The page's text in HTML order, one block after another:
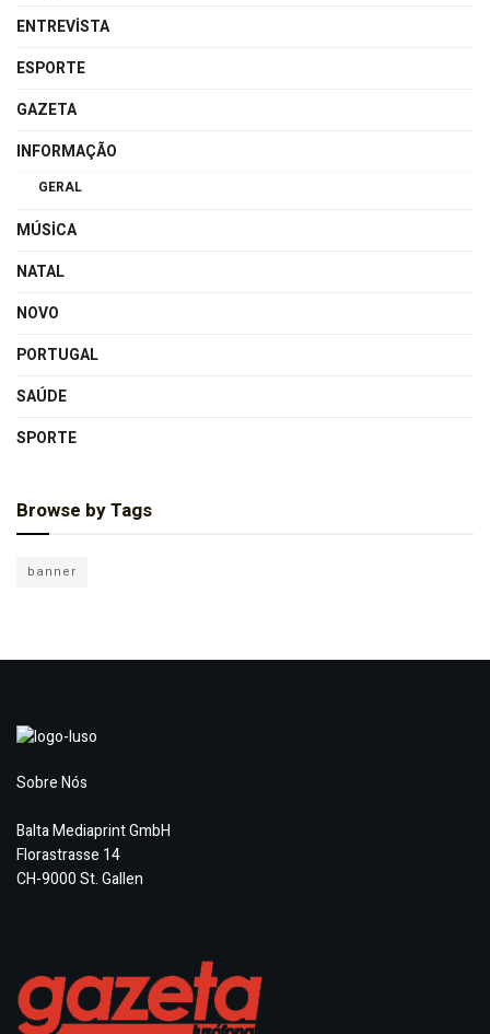
ENTREVISTA
ESPORTE
GAZETA
INFORMAÇÃO
GERAL
MÚSICA
NATAL
NOVO
PORTUGAL
SAÚDE
SPORTE
Browse by Tags
banner
Sobre Nós
Balta Mediaprint GmbH
Florastrasse 14
CH-9000 St. Gallen